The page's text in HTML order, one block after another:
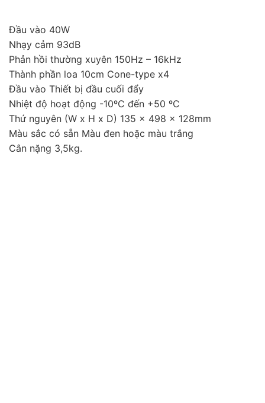
Đầu vào 40W
Nhạy cảm 93dB
Phản hồi thường xuyên 150Hz – 16kHz
Thành phần loa 10cm Cone-type x4
Đầu vào Thiết bị đầu cuối đẩy
Nhiệt độ hoạt động -10ºC đến +50 ºC
Thứ nguyên (W x H x D) 135 x 498 x 128mm
Màu sắc có sẵn Màu đen hoặc màu trắng
Cân nặng 3,5kg.